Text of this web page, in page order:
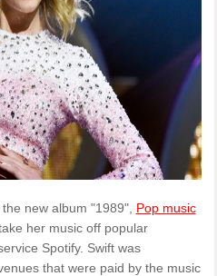
new album "1989", Pop music
her music off popular
Spotify. Swift was
that were paid by the music